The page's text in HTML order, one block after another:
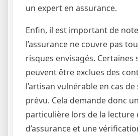
un expert en assurance.
Enfin, il est important de
l’assurance ne couvre pas
risques envisagés. Certaines
peuvent être exclues des
l’artisan vulnérable en cas
prévu. Cela demande donc
particulière lors de la lecture
d’assurance et une